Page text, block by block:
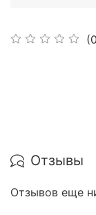
Отзывы
Отзывов еще